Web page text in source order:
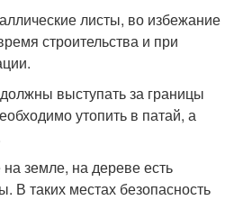
листы, во избежание
строительства и при
выступать за границы
утопить в патай, а
земле, на дереве есть
В таких местах безопасность